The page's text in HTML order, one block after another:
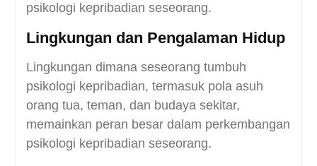
psikologi kepribadian seseorang.
Lingkungan dan Pengalaman Hidup
Lingkungan dimana seseorang tumbuh
psikologi kepribadian, termasuk pola asuh
orang tua, teman, dan budaya sekitar,
memainkan peran besar dalam perkembangan
psikologi kepribadian seseorang.